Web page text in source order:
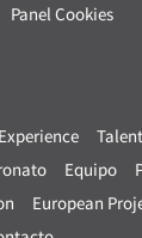
Panel Cookies
Equipo
European